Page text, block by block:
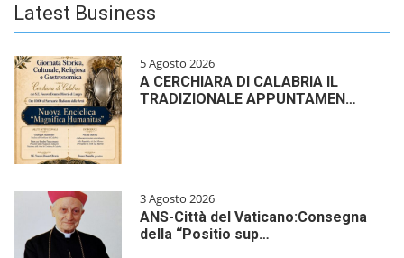
Latest Business
5 Agosto 2026
A CERCHIARA DI CALABRIA IL
TRADIZIONALE APPUNTAMEN…
3 Agosto 2026
ANS-Città del Vaticano:Consegna
della “Positio sup…